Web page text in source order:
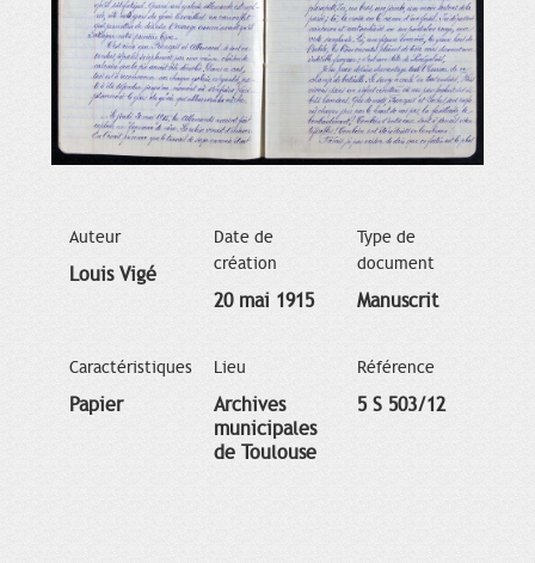
Auteur
Louis Vigé
Date de
création
20 mai 1915
Type de
document
Manuscrit
Caractéristiques
Papier
Lieu
Archives
municipales
de Toulouse
Référence
5 S 503/12